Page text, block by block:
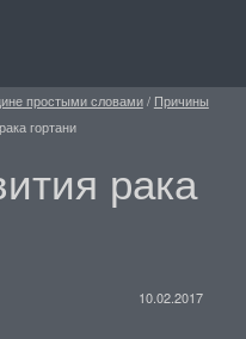
простыми словами/ Причины
гортани
рака
10.02.2017